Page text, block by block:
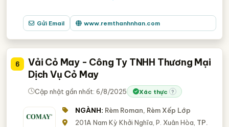
Gửi Email www.remthanhnhan.com
6
Vải Cỏ May - Công Ty TNHH Thương Mại
Dịch Vụ Cỏ May
Cập nhật gần nhất: 6/8/2025 Xác thực ?
NGÀNH: Rèm Roman, Rèm Xếp Lớp
201A Nam Kỳ Khởi Nghĩa, P. Xuân Hòa, TP.